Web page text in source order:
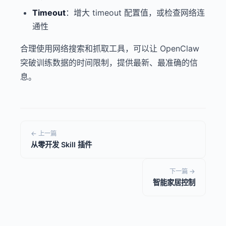
Timeout：增大 timeout 配置值，或检查网络连
通性
合理使用网络搜索和抓取工具，可以让 OpenClaw
突破训练数据的时间限制，提供最新、最准确的信
息。
← 上一篇
从零开发 Skill 插件
下一篇 →
智能家居控制